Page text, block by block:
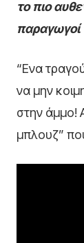
το πιο
παραγωγοί
“Ενα
να μην
στην άμμο!
μπλουζ”